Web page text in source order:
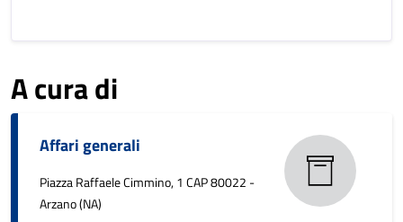
A cura di
Affari generali
Piazza Raffaele Cimmino, 1 CAP 80022 -
Arzano (NA)